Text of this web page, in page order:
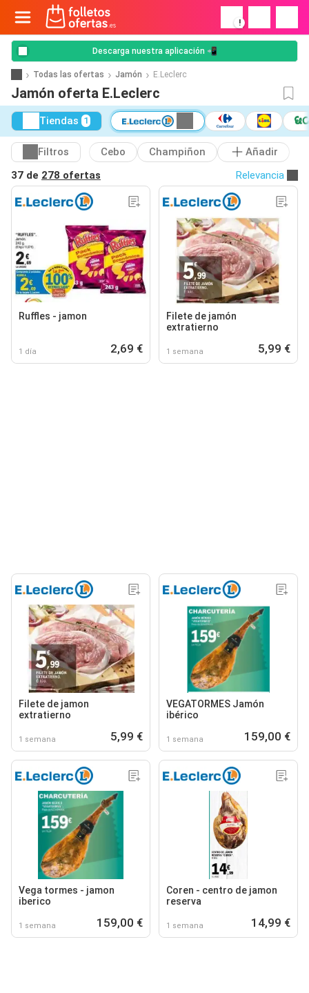
!
Descarga nuestra aplicación 📲
Todas las ofertas Jamón E.Leclerc
Jamón oferta E.Leclerc
Tiendas 1
Filtros Cebo Champiñon
Añadir
37 de 278 ofertas Relevancia
Ruffles - jamon
1 día 2,69 €
Filete de jamón
extratierno
1 semana 5,99 €
Filete de jamon
extratierno
1 semana 5,99 €
VEGATORMES Jamón
ibérico
1 semana 159,00 €
Vega tormes - jamon
iberico
1 semana 159,00 €
Coren - centro de jamon
reserva
1 semana 14,99 €